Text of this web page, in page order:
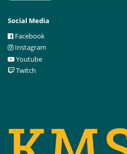
Social Media
Facebook
Instagram
Youtube
Twitch